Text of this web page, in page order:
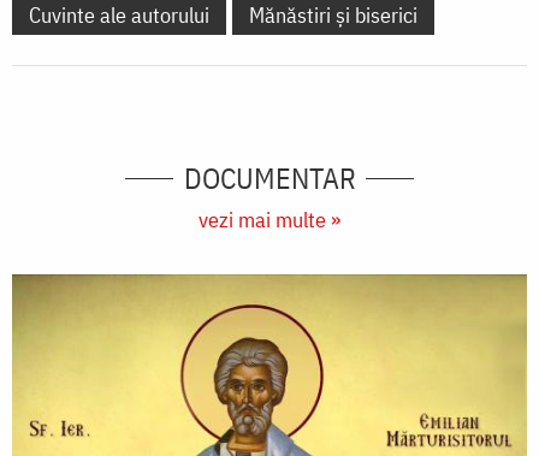
Cuvinte ale autorului Mănăstiri și biserici
DOCUMENTAR
vezi mai multe »